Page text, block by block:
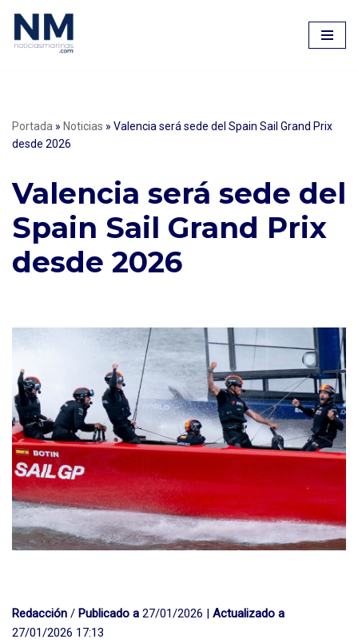
Saltar
Portada » Noticias » Valencia será sede del Spain Sail Grand Prix
desde 2026
Valencia será sede del
Spain Sail Grand Prix
desde 2026
Redacción / Publicado a 27/01/2026 | Actualizado a
27/01/2026 17:13